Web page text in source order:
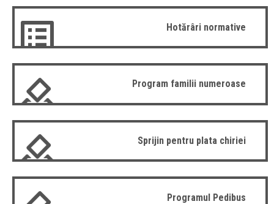
Hotărâri normative
Program familii numeroase
Sprijin pentru plata chiriei
Programul Pedibus